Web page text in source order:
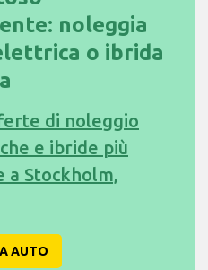
noleggia
o ibrida
di noleggio
e ibride più
a Stockholm,
AUTO